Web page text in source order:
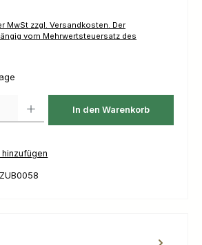
Der
vom Mehrwertsteuersatz des
In den Warenkorb
ZUB0058